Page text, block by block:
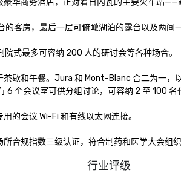
华商务酒店，正对着日内瓦的主要火车站——
客房，最后一层可俯瞰湖泊的露台以及两间
式最多可容纳 200 人的研讨会等各种场合。
歇和午餐。Jura 和 Mont-Blanc 合二为一，
个会议室可供分组讨论，可容纳 2 至 100 名
的会议 Wi-Fi 和有线以太网连接。
合规指数三级认证，符合制药和医学大会组织
行业评级